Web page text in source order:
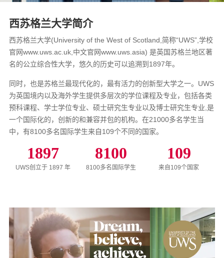
西苏格兰大学简介
西苏格兰大学(University of the West of Scotland,简称“UWS”,学校
官网www.uws.ac.uk,中文官网www.uws.asia) 是英国苏格兰地区著
名的公立综合性大学，悠久的历史可以追溯到1897年。
同时，也是苏格兰最现代化的，最有活力的创新型大学之一。UWS
为英国境内以及海外学生提供多层次的学位课程及专业，包括各类
预科课程、学士学位专业、硕士研究生专业以及博士研究生专业,是
一个国际化的，创新的和兼容并包的机构。在21000多名学生当
中，有8100多名国际学生来自109个不同的国家。
1897
UWS创立于 1897 年
8100
8100多名国际学生
109
来自109个国家